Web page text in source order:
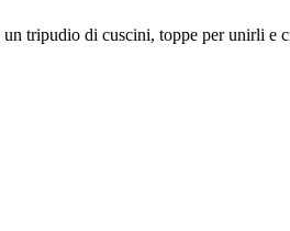
tripudio di cuscini, toppe per unirli e